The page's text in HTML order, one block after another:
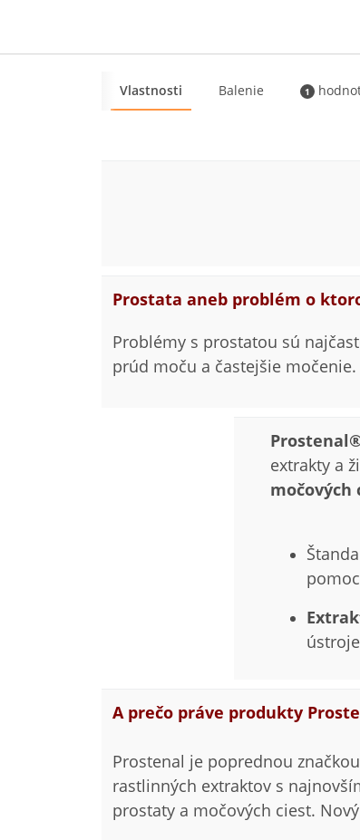
Vlastnosti Balenie 1
Prostata aneb problém o
Problémy s prostatou sú
prúd moču a častejšie
extrakty a
močových
A prečo práve produkty
Prostenal je poprednou
rastlinných extraktov s
prostaty a močových ciest.